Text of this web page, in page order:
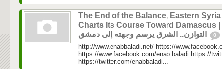
The End of the Balance, Eastern Syria
Charts Its Course Toward Damascus | نهاية
0
http://www.enabbaladi.net/ https://
https://www.facebook.com/enab.baladi https://
https://twitter.com/enabbaladi...